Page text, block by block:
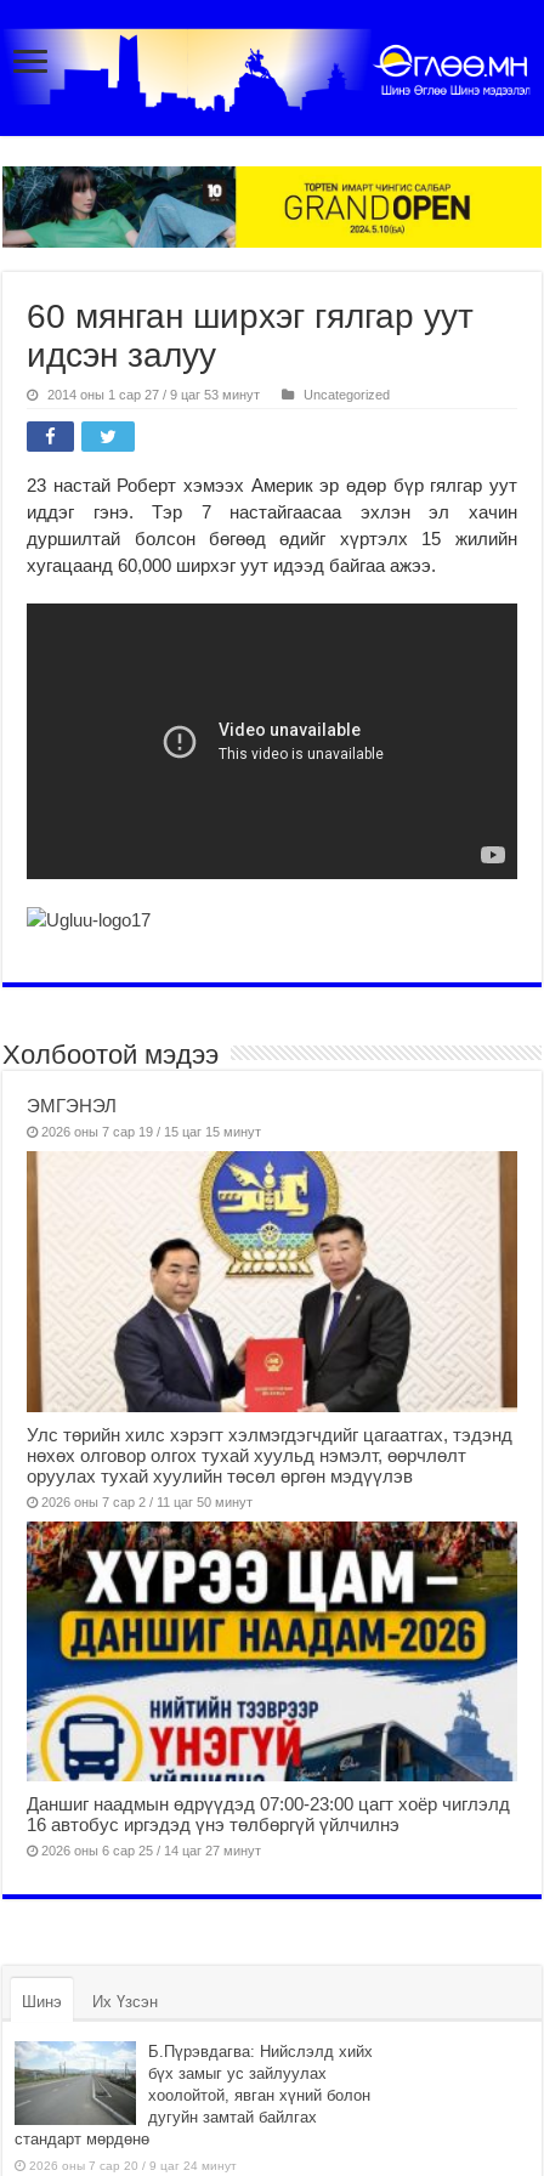
60 мянган ширхэг гялгар уут
идсэн залуу
2014 оны 1 сар 27 / 9 цаг 53 минут Uncategorized
23 настай Роберт хэмээх Америк эр өдөр бүр гялгар уут
иддэг гэнэ. Тэр 7 настайгаасаа эхлэн эл хачин
дуршилтай болсон бөгөөд өдийг хүртэлх 15 жилийн
хугацаанд 60,000 ширхэг уут идээд байгаа ажээ.
Холбоотой мэдээ
ЭМГЭНЭЛ
2026 оны 7 сар 19 / 15 цаг 15 минут
Улс төрийн хилс хэрэгт хэлмэгдэгчдийг цагаатгах, тэдэнд
нөхөх олговор олгох тухай хуульд нэмэлт, өөрчлөлт
оруулах тухай хуулийн төсөл өргөн мэдүүлэв
2026 оны 7 сар 2 / 11 цаг 50 минут
Даншиг наадмын өдрүүдэд 07:00-23:00 цагт хоёр чиглэлд
16 автобус иргэдэд үнэ төлбөргүй үйлчилнэ
2026 оны 6 сар 25 / 14 цаг 27 минут
Шинэ Их Үзсэн
Б.Пүрэвдагва: Нийслэлд хийх
бүх замыг ус зайлуулах
хоолойтой, явган хүний болон
дугуйн замтай байлгах
стандарт мөрдөнө
2026 оны 7 сар 20 / 9 цаг 24 минут